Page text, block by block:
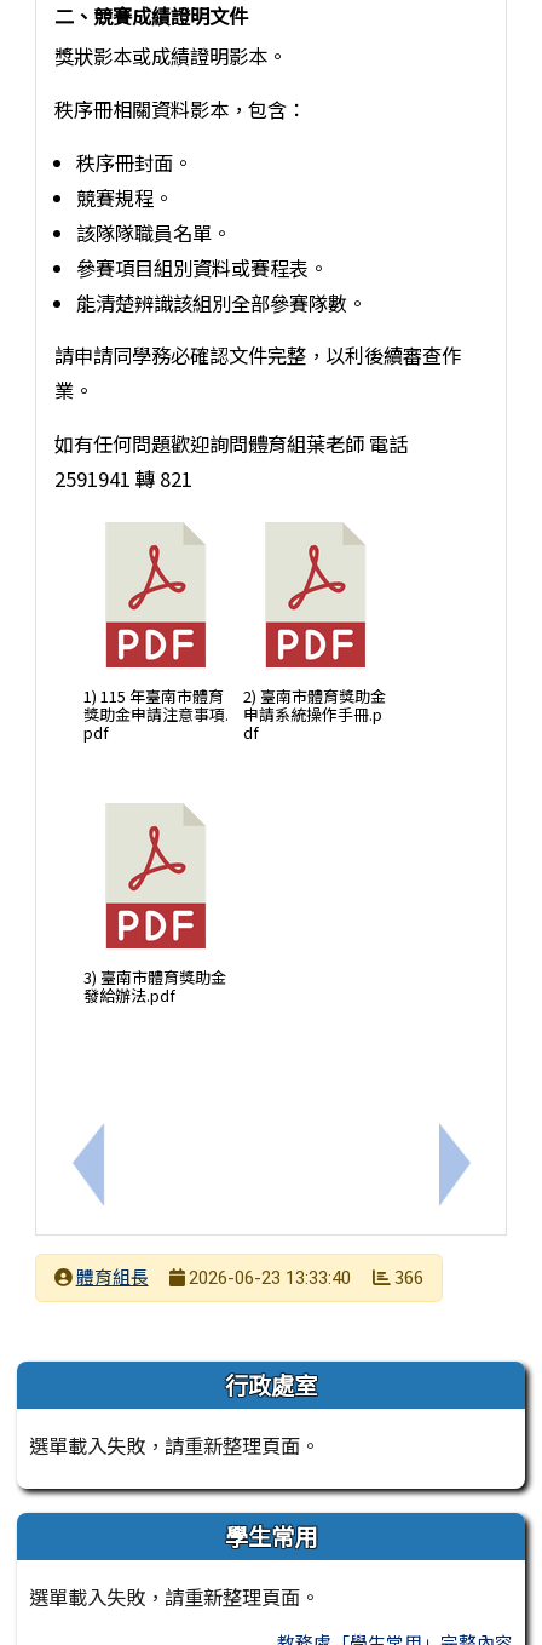
上一筆：鑑於夏季將近，請各校持續落實宣導學生
二、競賽成績證明文件
獎狀影本或成績證明影本。
秩序冊相關資料影本，包含：
秩序冊封面。
競賽規程。
該隊隊職員名單。
參賽項目組別資料或賽程表。
能清楚辨識該組別全部參賽隊數。
請申請同學務必確認文件完整，以利後續審查作
業。
如有任何問題歡迎詢問體育組葉老師 電話
2591941 轉 821
1) 115 年臺南市體育
獎助金申請注意事項.
pdf
2) 臺南市體育獎助金
申請系統操作手冊.p
df
3) 臺南市體育獎助金
發給辦法.pdf
下一筆：
發布者體育組長
2026-06-23 13:33:40 366
左邊區域內容 行政處室
選單載入失敗，請重新整理頁面。
學生常用
選單載入失敗，請重新整理頁面。